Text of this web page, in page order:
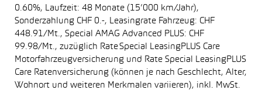
0.60%, Laufzeit: 48 Monate (15’000 km/Jahr),
Sonderzahlung CHF 0.-, Leasingrate Fahrzeug: CHF
448.91/Mt., Special AMAG Advanced PLUS: CHF
99.98/Mt., zuzüglich Rate Special LeasingPLUS Care
Motorfahrzeugversicherung und Rate Special LeasingPLUS
Care Ratenversicherung (können je nach Geschlecht, Alter,
Wohnort und weiteren Merkmalen variieren), inkl. MwSt.